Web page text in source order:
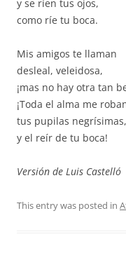
y se ríen tus ojos,
como ríe tu boca.
Mis amigos te llaman
desleal, veleidosa,
¡mas no hay otra tan
¡Toda el alma me
tus pupilas negrísimas,
y el reír de tu boca!
Versión de Luis Castelló
This entry was posted in